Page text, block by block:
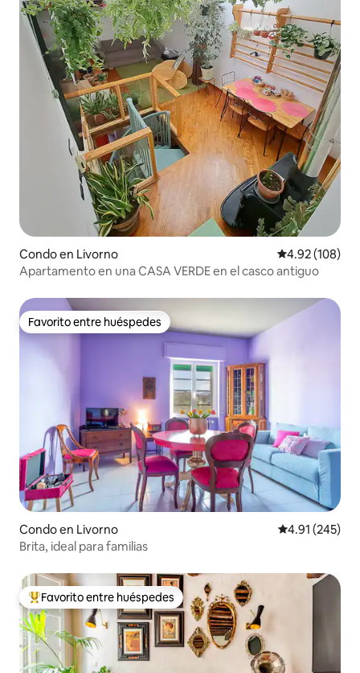
Condo en Livorno Calificación
4.92 (108)
Apartamento en una CASA VERDE en el casco antiguo
Favorito entre huéspedes
Favorito entre huéspedes
Condo en Livorno Calificación
4.91 (245)
Brita, ideal para familias
Favorito entre huéspedes preferido
Favorito entre huéspedes